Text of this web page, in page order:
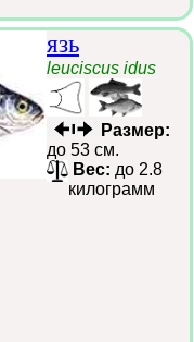
язь
leuciscus idus
Размер:
до 53 см.
Вес: до 2.8
килограмм